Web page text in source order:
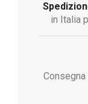
in Italia
Consegna